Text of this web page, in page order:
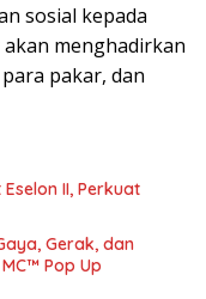
sosial kepada
menghadirkan
pakar, dan
Gerak, dan
Pop Up